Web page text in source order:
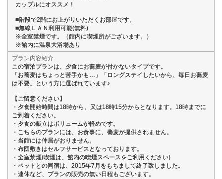
カップルにオススメ！
■階段で2階にお上がりいただくお部屋です。
■無線ＬＡＮ利用可能(無料)
※全室禁煙です。（館内に喫煙所がございます。）
※館内に温泉大浴場あり
プラン内容紹介
この宿泊プランは、夕食にお蕎麦が付かないタイプです。
「お蕎麦はちょっと苦手かも…」「ロングステイしたいから、毎日お蕎麦
は不要」という方に選ばれています♪
【ご留意ください】
・夕食開始時間は18時から、又は18時15分からとなります。18時までに
ご到着ください。
・夕食の献立はボリュームが軽めです。
・こちらのプランには、お食事に、蕎麦が提供されません。
・当館には仲居がおりません。
・布団敷きはセルフサービスとなっております。
・全室禁煙(喫煙は、館内の喫煙スペースをご利用ください)
・ペットとの同宿は、2015年7月をもちまして終了致しました。
・連休など、プランの販売の無い日程もございます。